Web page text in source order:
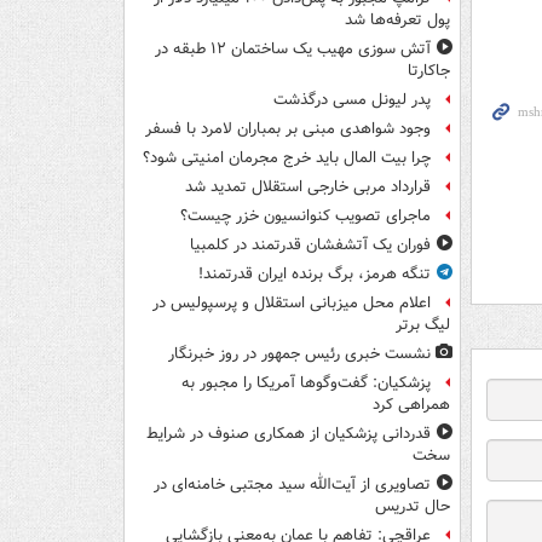
پول تعرفه‌ها شد
آتش سوزی مهیب یک ساختمان ۱۲ طبقه در
جاکارتا
پدر لیونل مسی درگذشت
وجود شواهدی مبنی بر بمباران لامرد با فسفر
چرا بیت المال باید خرج مجرمان امنیتی شود؟
قرارداد مربی خارجی استقلال تمدید شد
ماجرای تصویب کنوانسیون خزر چیست؟
فوران یک آتشفشان قدرتمند در کلمبیا
تنگه هرمز، برگ برنده ایران قدرتمند!
اعلام محل میزبانی استقلال و پرسپولیس در
لیگ برتر
نشست خبری رئیس جمهور در روز خبرنگار
پزشکیان: گفت‌وگوها آمریکا را مجبور به
همراهی کرد
قدردانی پزشکیان از همکاری صنوف در شرایط
سخت
تصاویری از آیت‌الله سید مجتبی خامنه‌ای در
حال تدریس
عراقچی: تفاهم با عمان به‌معنی بازگشایی